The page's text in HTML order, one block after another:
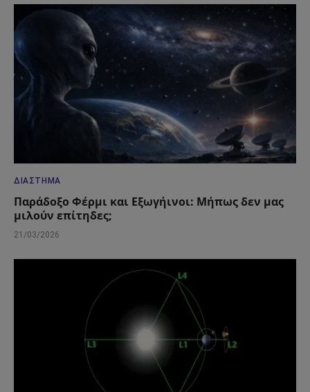
ΔΙΆΣΤΗΜΑ
Παράδοξο Φέρμι και Εξωγήινοι: Μήπως δεν μας
μιλούν επίτηδες;
21/03/2026